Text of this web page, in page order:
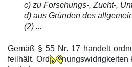
c) zu Forschungs-, Zucht-,
d) aus Gründen des
(2) ...
Gemäß § 55 Nr. 17 handelt
feilhält. Ord
nungswidrigkeiten